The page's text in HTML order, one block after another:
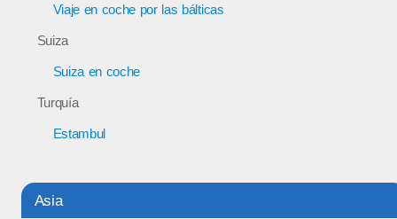
Viaje en coche por las bálticas
Suiza
Suiza en coche
Turquía
Estambul
Asia